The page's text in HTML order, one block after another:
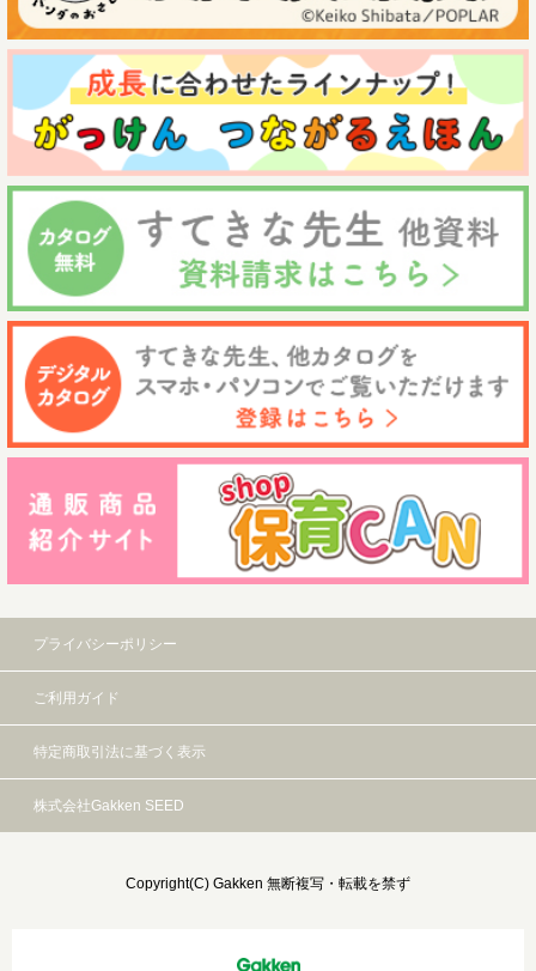
プライバシーポリシー
ご利用ガイド
特定商取引法に基づく表示
株式会社Gakken SEED
Copyright(C) Gakken 無断複写・転載を禁ず